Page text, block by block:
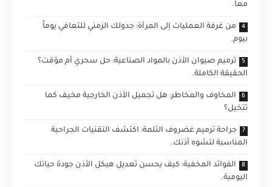
معاً.
من غرفة العمليات إلى المرآة: جدولك الزمني للتعافي يوماً
بيوم.
ترميم صيوان الأذن بالمواد الصناعية: حل سحري أم مؤقت؟
الحقيقة الكاملة.
المخاوف والمخاطر: هل تجميل الأذن الخارجية مخيف كما
تتخيل؟
جراحة ترميم غضروف الثلمة: اكتشف التقنيات الجراحية
المناسبة لتشوه أذنك.
الفوائد المخفية: كيف يحسن تعديل هيكل الأذن جودة حياتك
اليومية.